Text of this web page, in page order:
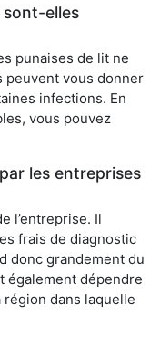
sont-elles
punaises de lit ne
peuvent vous donner
infections. En
vous pouvez
les entreprises
l’entreprise. Il
frais de diagnostic
donc grandement du
également dépendre
dans laquelle